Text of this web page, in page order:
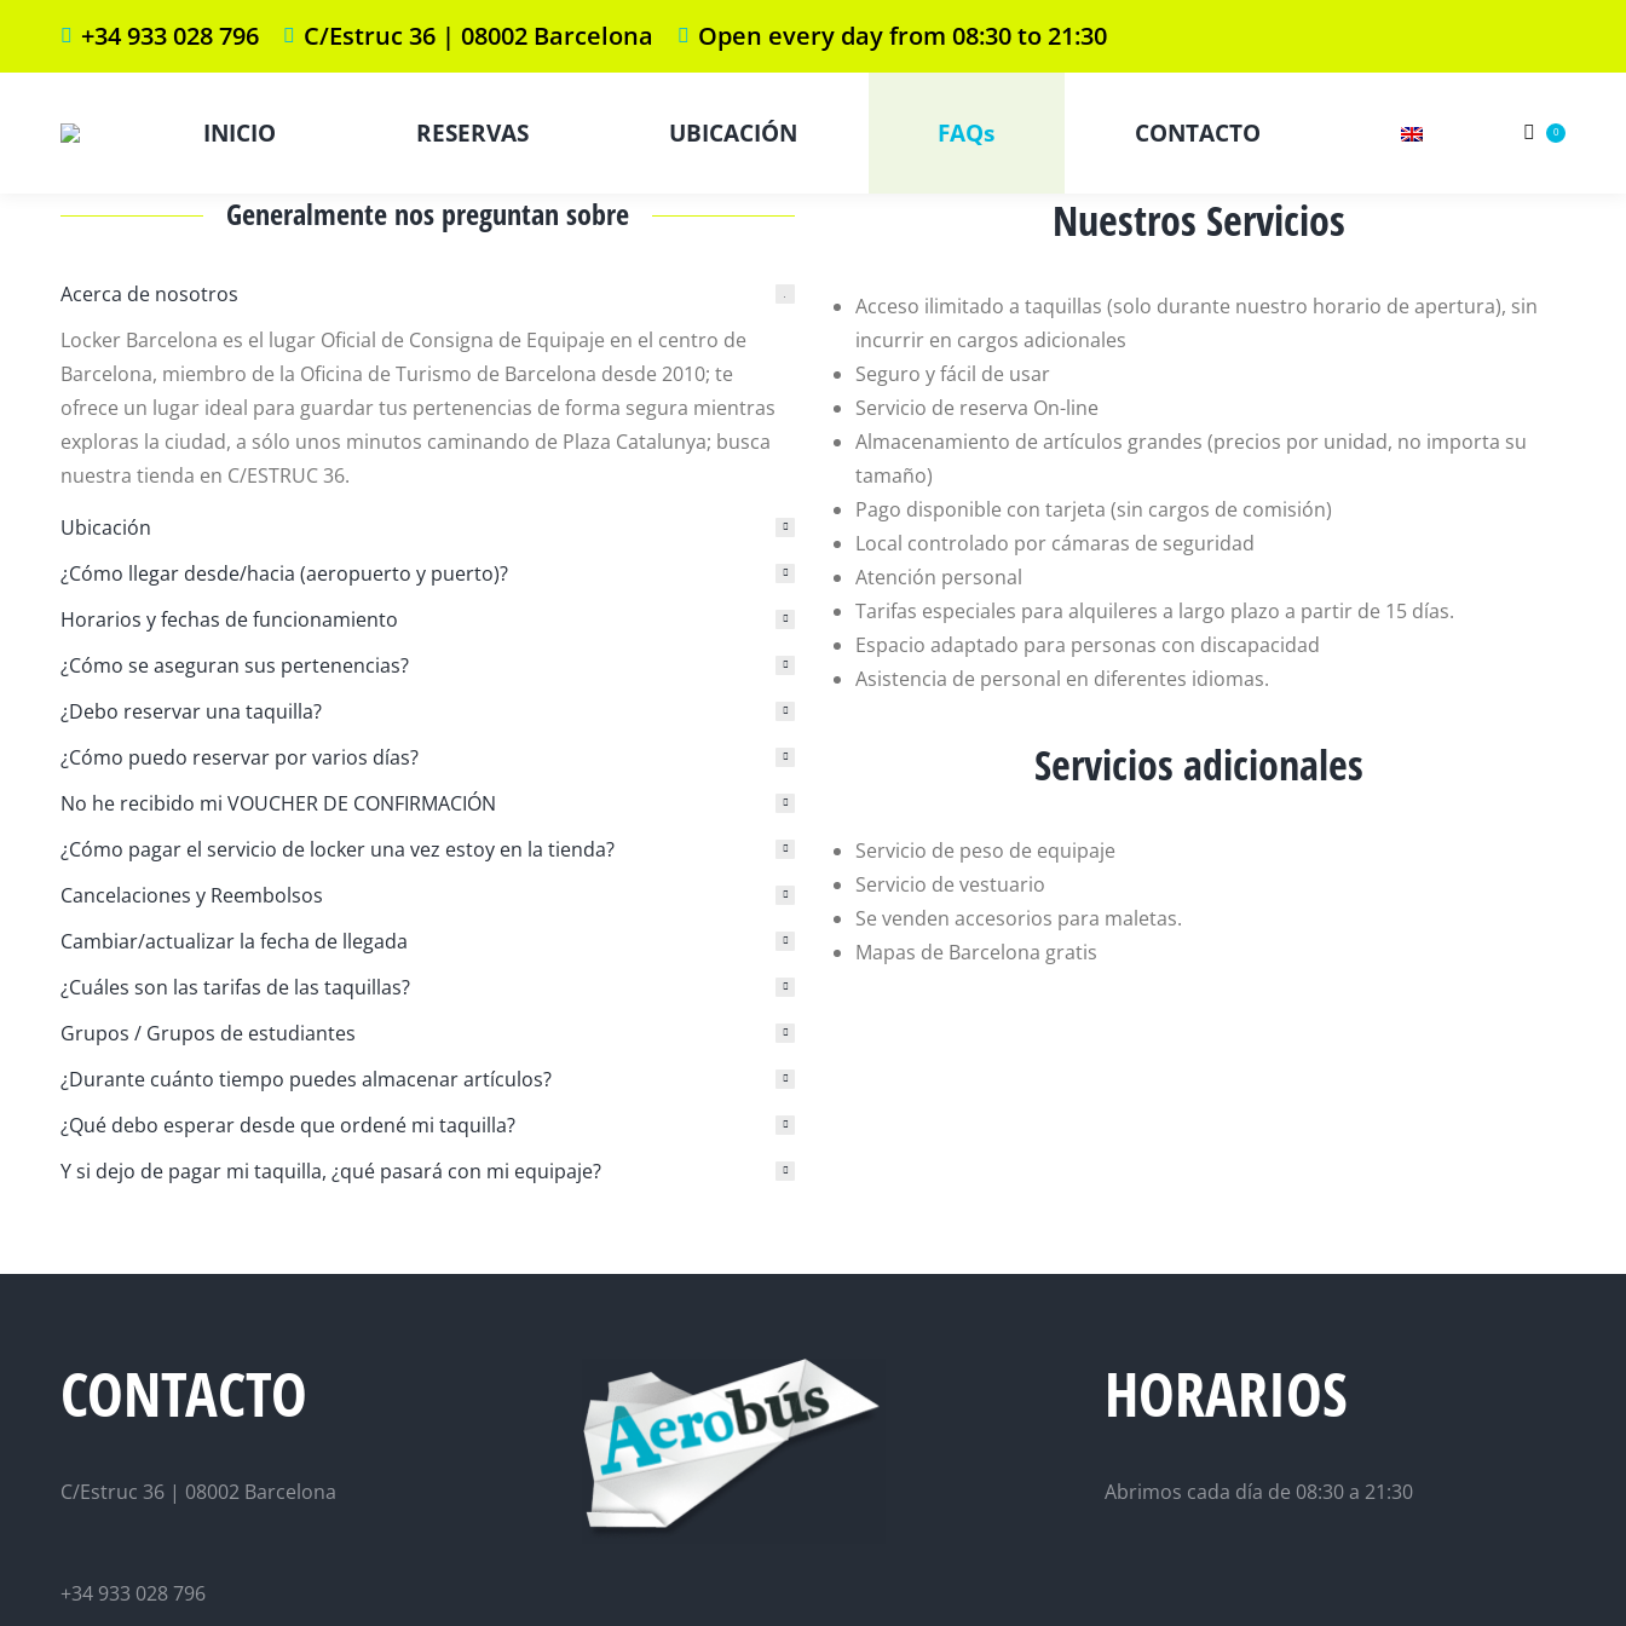
+34 933 028 796 C/Estruc 36 | 08002 Barcelona Open every day from 08:30 to 21:30
INICIO RESERVAS UBICACIÓN FAQs CONTACTO 0
Generalmente nos preguntan sobre
Acerca de nosotros
Locker Barcelona es el lugar Oficial de Consigna de Equipaje en el centro de
Barcelona, miembro de la Oficina de Turismo de Barcelona desde 2010; te
ofrece un lugar ideal para guardar tus pertenencias de forma segura mientras
exploras la ciudad, a sólo unos minutos caminando de Plaza Catalunya; busca
nuestra tienda en C/ESTRUC 36.
Ubicación
¿Cómo llegar desde/hacia (aeropuerto y puerto)?
Horarios y fechas de funcionamiento
¿Cómo se aseguran sus pertenencias?
¿Debo reservar una taquilla?
¿Cómo puedo reservar por varios días?
No he recibido mi VOUCHER DE CONFIRMACIÓN
¿Cómo pagar el servicio de locker una vez estoy en la tienda?
Cancelaciones y Reembolsos
Cambiar/actualizar la fecha de llegada
¿Cuáles son las tarifas de las taquillas?
Grupos / Grupos de estudiantes
¿Durante cuánto tiempo puedes almacenar artículos?
¿Qué debo esperar desde que ordené mi taquilla?
Y si dejo de pagar mi taquilla, ¿qué pasará con mi equipaje?
Nuestros Servicios
Acceso ilimitado a taquillas (solo durante nuestro horario de apertura), sin
incurrir en cargos adicionales
Seguro y fácil de usar
Servicio de reserva On-line
Almacenamiento de artículos grandes (precios por unidad, no importa su
tamaño)
Pago disponible con tarjeta (sin cargos de comisión)
Local controlado por cámaras de seguridad
Atención personal
Tarifas especiales para alquileres a largo plazo a partir de 15 días.
Espacio adaptado para personas con discapacidad
Asistencia de personal en diferentes idiomas.
Servicios adicionales
Servicio de peso de equipaje
Servicio de vestuario
Se venden accesorios para maletas.
Mapas de Barcelona gratis
CONTACTO
C/Estruc 36 | 08002 Barcelona
+34 933 028 796
HORARIOS
Abrimos cada día de 08:30 a 21:30